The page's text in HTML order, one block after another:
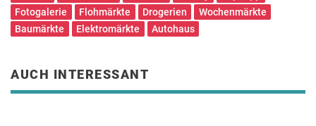
Fotogalerie
Flohmärkte Drogerien
Wochenmärkte
Baumärkte
Elektromärkte Autohaus
AUCH INTERESSANT